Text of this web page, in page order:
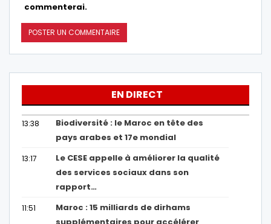
commenterai.
EN DIRECT
13:38
Biodiversité : le Maroc en tête des
pays arabes et 17e mondial
13:17
Le CESE appelle à améliorer la qualité
des services sociaux dans son
rapport…
11:51
Maroc : 15 milliards de dirhams